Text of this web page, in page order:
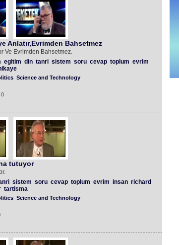
Anlatır,Evrimden Bahsetmez
Ve Evrimden Bahsetmez.
egitim din tanri sistem soru cevap toplum evrim
Science and Technology
tutuyor
sistem soru cevap toplum evrim insan richard
tartisma
Science and Technology